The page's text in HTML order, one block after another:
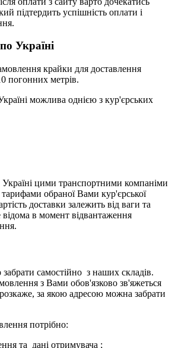
підтердить успішність оплати і
Україні
крайки для доставлення
погонних метрів.
можлива однією з кур'єрських
Україні цими транспортними компаніми
тарифами обраної Вами кур'єрської
доставки залежить від ваги та
відома в момент відвантаження
самостійно з наших складів.
з Вами обов'язково зв'яжеться
за якою адресою можна забрати
потрібно:
та дані отримувача ;